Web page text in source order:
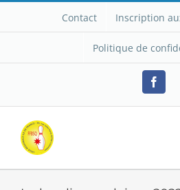
Contact Inscription
Politique de